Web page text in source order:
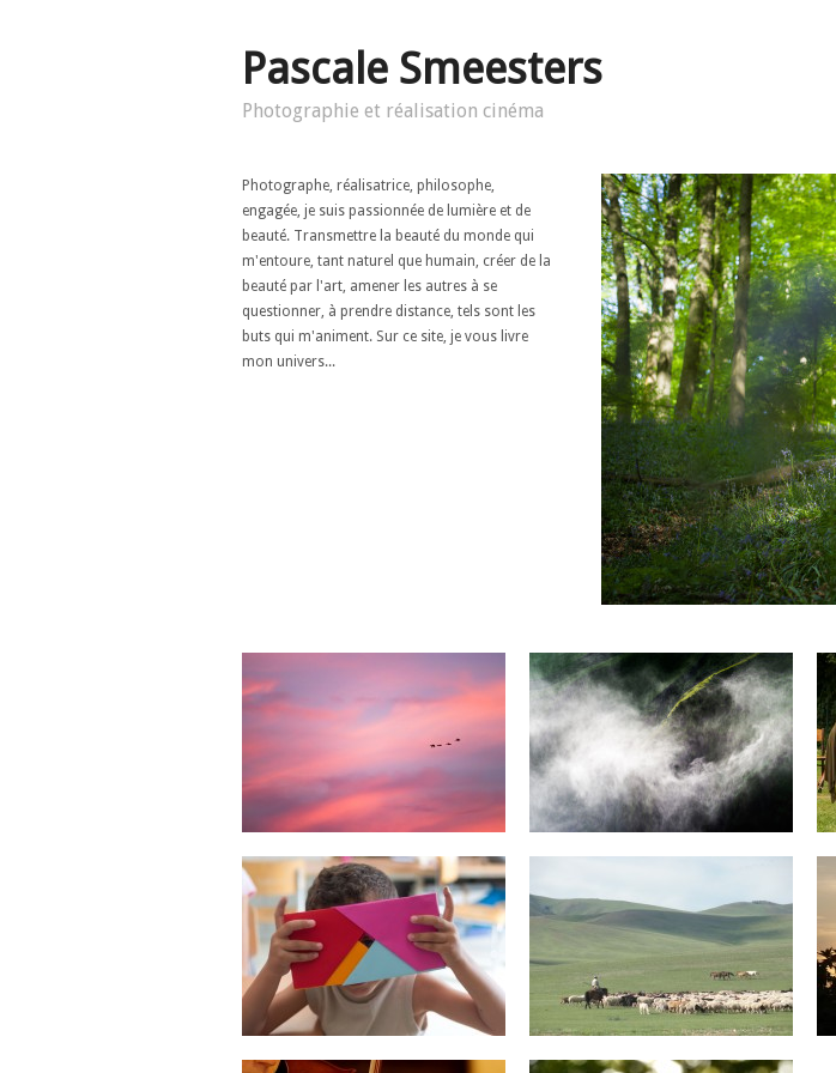
Pascale Smeesters
Photographie et réalisation cinéma
Photographe, réalisatrice, philosophe,
engagée, je suis passionnée de lumière et de
beauté. Transmettre la beauté du monde qui
m'entoure, tant naturel que humain, créer de la
beauté par l'art, amener les autres à se
questionner, à prendre distance, tels sont les
buts qui m'animent. Sur ce site, je vous livre
mon univers...